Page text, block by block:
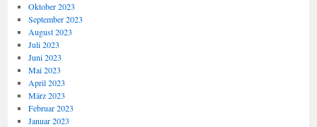
Oktober 2023
September 2023
August 2023
Juli 2023
Juni 2023
Mai 2023
April 2023
März 2023
Februar 2023
Januar 2023